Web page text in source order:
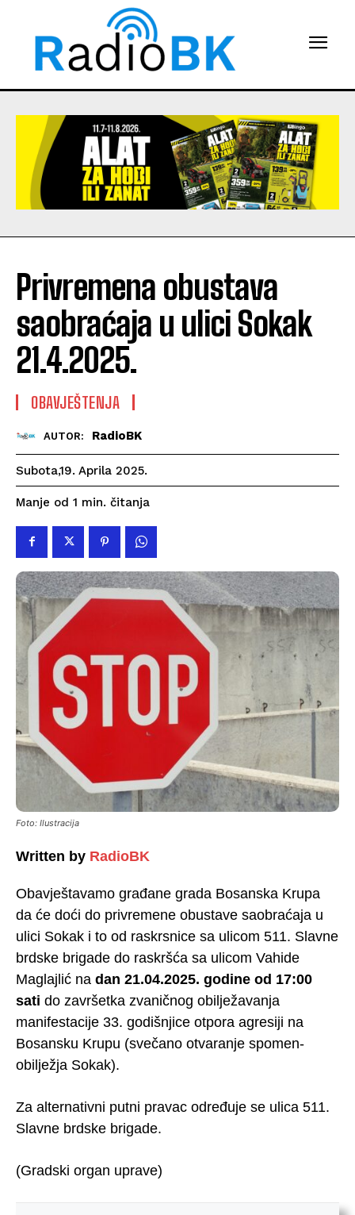
Privremena obustava
saobraćaja u ulici Sokak
21.4.2025.
OBAVJEŠTENJA
AUTOR: RadioBK
Subota,19. Aprila 2025.
Manje od 1 min. čitanja
Foto: Ilustracija
Written by RadioBK
Obavještavamo građane grada Bosanska Krupa
da će doći do privremene obustave saobraćaja u
ulici Sokak i to od raskrsnice sa ulicom 511. Slav­ne
brdske brigade do raskršća sa ulicom Vahide
Maglajlić na dan 21.04.2025. godine od 17:00
sati do završetka zvaničnog obilježavanja
manifestacije 33. godišnjice otpora agresiji na
Bosansku Krupu (svečano otvaranje spomen-
obilježja Sokak).
Za alternativni putni pravac određuje se ulica 511.
Slavne brdske brigade.
(Gradski organ uprave)